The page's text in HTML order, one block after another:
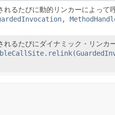
るたびに動的リンカーによって
るたびにダイナミック・リン